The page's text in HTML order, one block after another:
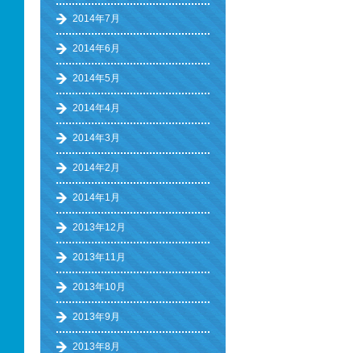
2014年7月
2014年6月
2014年5月
2014年4月
2014年3月
2014年2月
2014年1月
2013年12月
2013年11月
2013年10月
2013年9月
2013年8月